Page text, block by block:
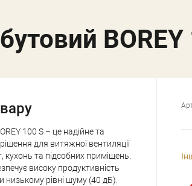
BOREY
100 S – це надійне та
для витяжної вентиляції
кухонь та підсобних приміщень.
високу продуктивність
низькому рівні шуму (40 дБ).